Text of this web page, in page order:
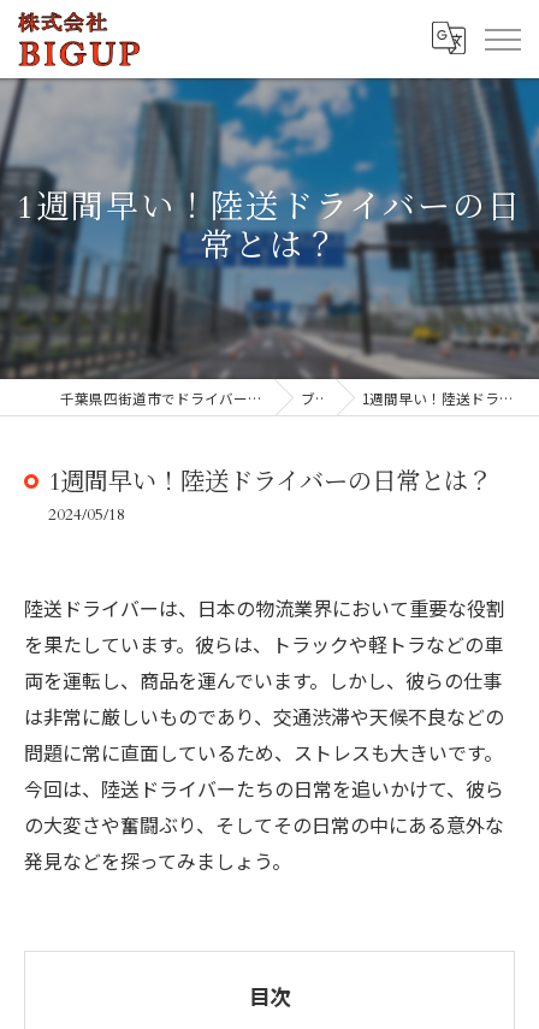
1週間早い！陸送ドライバーの日
常とは？
千葉県四街道市でドライバーの求人なら株式会社BIGUP ブログ 1週間早い！陸送ドライバーの日常とは？
1週間早い！陸送ドライバーの日常とは？
2024/05/18
陸送ドライバーは、日本の物流業界において重要な役割
を果たしています。彼らは、トラックや軽トラなどの車
両を運転し、商品を運んでいます。しかし、彼らの仕事
は非常に厳しいものであり、交通渋滞や天候不良などの
問題に常に直面しているため、ストレスも大きいです。
今回は、陸送ドライバーたちの日常を追いかけて、彼ら
の大変さや奮闘ぶり、そしてその日常の中にある意外な
発見などを探ってみましょう。
目次